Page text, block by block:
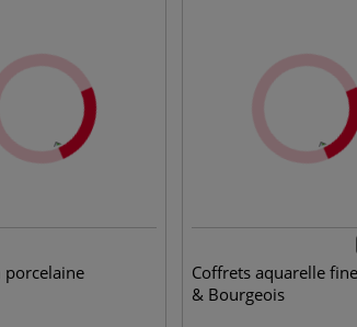
porcelaine
Coffrets aquarelle
& Bourgeois